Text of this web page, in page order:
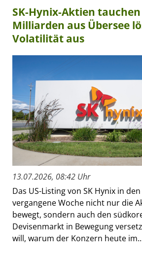
SK-Hynix-Aktien
Milliarden aus Übersee
Volatilität aus
13.07.2026, 08:42 Uhr
Das US-Listing von SK Hynix in
vergangene Woche nicht nur die
bewegt, sondern auch den
Devisenmarkt in Bewegung
will, warum der Konzern heute